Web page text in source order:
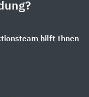
hilft Ihnen